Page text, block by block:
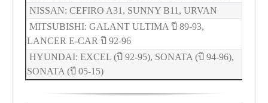
NISSAN: CEFIRO A31, SUNNY B11, URVAN
MITSUBISHI: GALANT ULTIMA ปี 89-93,
LANCER E-CAR ปี 92-96
HYUNDAI: EXCEL (ปี 92-95), SONATA (ปี 94-96),
SONATA (ปี 05-15)